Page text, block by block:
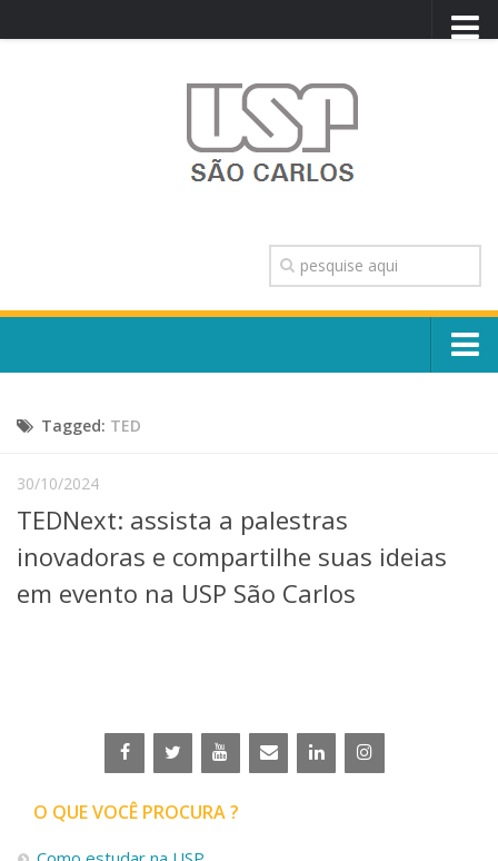
TRANSPARÊNCIA
OUVIDORIA
CONTATO
Escola, Institutos e Órgãos
Núcleos e Comissões
Telefones e Mapas
Pessoas
Graduação
Linhas de Pesquisa
Centros, Núcleos e Projetos em Rede
Iniciação Científica
Tagged: TED
30/10/2024
TEDNext: assista a palestras
inovadoras e compartilhe suas ideias
em evento na USP São Carlos
O QUE VOCÊ PROCURA ?